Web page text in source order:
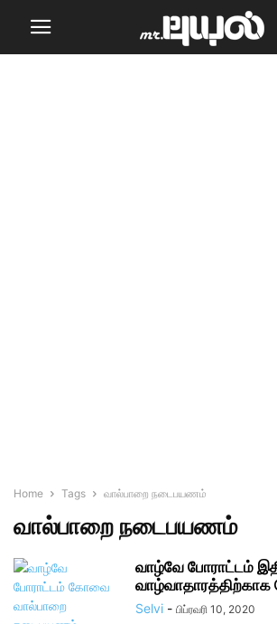
Home Tags வால்பாறை நடைபயணம்
வால்பாறை நடைபயணம்
வாழ்வே போராட்டம்
வாழ்வாதாரத்திற்காக
Selvi - பிப்ரவரி 10, 2020